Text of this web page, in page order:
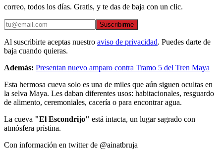
correo, todos los días. Gratis, y te das de baja con un clic.
Suscribirme
Al suscribirte aceptas nuestro aviso de privacidad. Puedes darte de
baja cuando quieras.
Además: Presentan nuevo amparo contra Tramo 5 del Tren Maya
Esta hermosa cueva solo es una de miles que aún siguen ocultas en
la selva Maya. Les daban diferentes usos: habitacionales, resguardo
de alimento, ceremoniales, cacería o para encontrar agua.
La cueva "El Escondrijo" está intacta, un lugar sagrado con
atmósfera prístina.
Con información en twitter de @ainatbruja